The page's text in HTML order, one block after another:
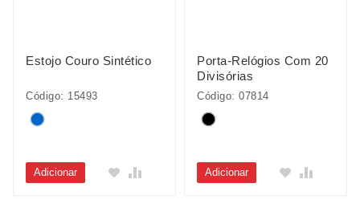
Estojo Couro Sintético
Código: 15493
Adicionar
Porta-Relógios Com 20
Divisórias
Código: 07814
Adicionar